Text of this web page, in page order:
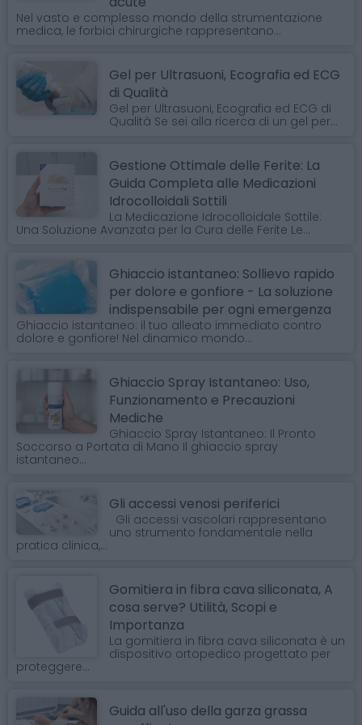
Nel vasto e complesso mondo della strumentazione
medica, le forbici chirurgiche rappresentano...
Gel per Ultrasuoni, Ecografia ed ECG
di Qualità
Gel per Ultrasuoni, Ecografia ed ECG di
Qualità Se sei alla ricerca di un gel per...
Gestione Ottimale delle Ferite: La
Guida Completa alle Medicazioni
Idrocolloidali Sottili
La Medicazione Idrocolloidale Sottile:
Una Soluzione Avanzata per la Cura delle Ferite Le...
Ghiaccio istantaneo: Sollievo rapido
per dolore e gonfiore - La soluzione
indispensabile per ogni emergenza
Ghiaccio istantaneo: il tuo alleato immediato contro
dolore e gonfiore! Nel dinamico mondo...
Ghiaccio Spray Istantaneo: Uso,
Funzionamento e Precauzioni
Mediche
Ghiaccio Spray Istantaneo: Il Pronto
Soccorso a Portata di Mano Il ghiaccio spray
istantaneo...
Gli accessi venosi periferici
Gli accessi vascolari rappresentano
uno strumento fondamentale nella
pratica clinica,...
Gomitiera in fibra cava siliconata, A
cosa serve? Utilità, Scopi e
Importanza
La gomitiera in fibra cava siliconata è un
dispositivo ortopedico progettato per
proteggere...
Guida all'uso della garza grassa